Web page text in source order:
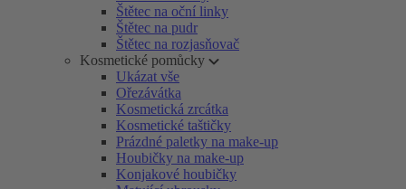
Štětec na oční linky
Štětec na pudr
Štětec na rozjasňovač
Kosmetické pomůcky
Ukázat vše
Ořezávátka
Kosmetická zrcátka
Kosmetické taštičky
Prázdné paletky na make-up
Houbičky na make-up
Konjakové houbičky